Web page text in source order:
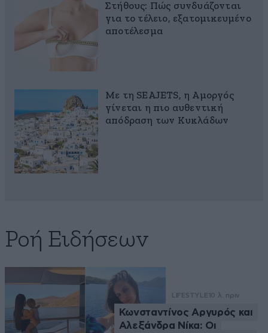
Στήθους: Πώς συνδυάζονται
για το τέλειο, εξατομικευμένο
αποτέλεσμα
Με τη SEAJETS, η Αμοργός
γίνεται η πιο αυθεντική
απόδραση των Κυκλάδων
Ροή Ειδήσεων
LIFESTYLE 10 λ. πριν
Κωνσταντίνος Αργυρός και
Αλεξάνδρα Νίκα: Οι